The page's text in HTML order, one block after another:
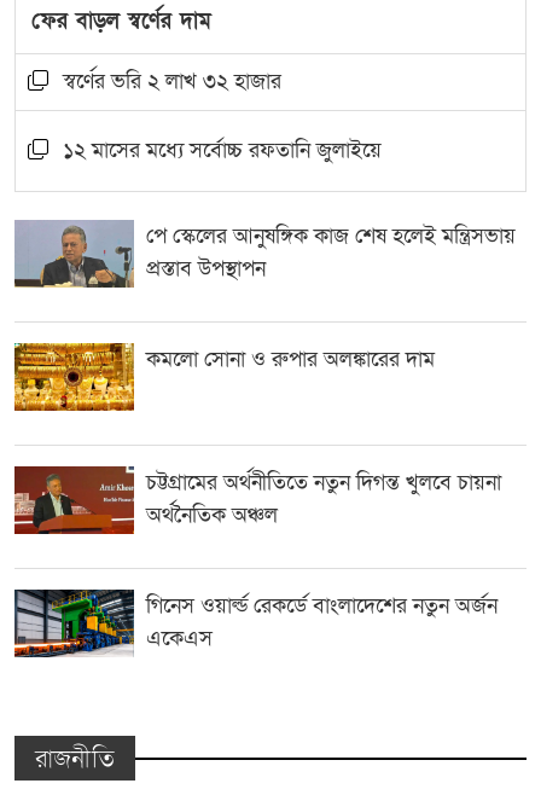
ফের বাড়ল স্বর্ণের দাম
স্বর্ণের ভরি ২ লাখ ৩২ হাজার
১২ মাসের মধ্যে সর্বোচ্চ রফতানি জুলাইয়ে
পে স্কেলের আনুষঙ্গিক কাজ শেষ হলেই মন্ত্রিসভায়
প্রস্তাব উপস্থাপন
কমলো সোনা ও রুপার অলঙ্কারের দাম
চট্টগ্রামের অর্থনীতিতে নতুন দিগন্ত খুলবে চায়না
অর্থনৈতিক অঞ্চল
গিনেস ওয়ার্ল্ড রেকর্ডে বাংলাদেশের নতুন অর্জন
একেএস
রাজনীতি